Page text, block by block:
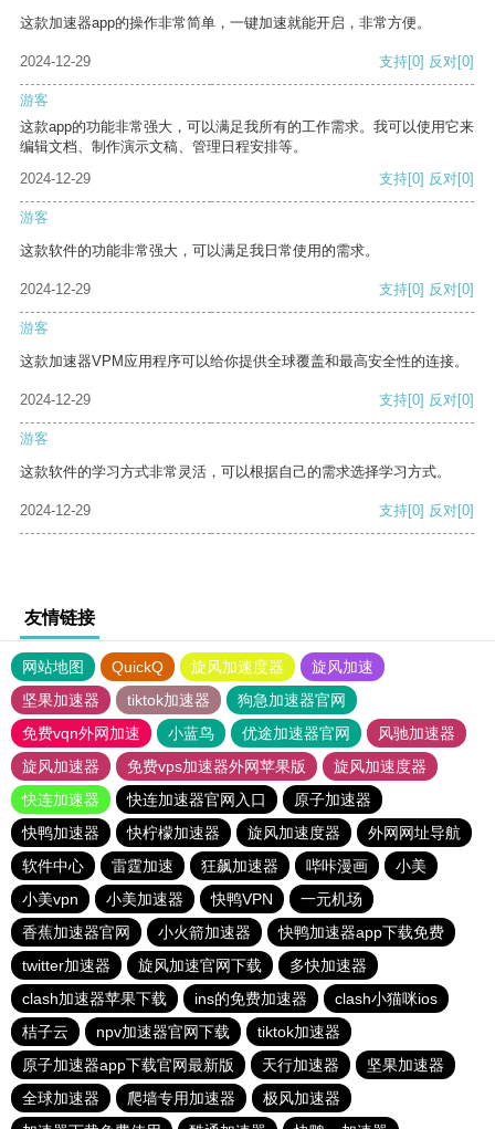
这款加速器app的操作非常简单，一键加速就能开启，非常方便。
2024-12-29 支持[0] 反对[0]
游客
这款app的功能非常强大，可以满足我所有的工作需求。我可以使用它来
编辑文档、制作演示文稿、管理日程安排等。
2024-12-29
支持[0] 反对[0]
游客
这款软件的功能非常强大，可以满足我日常使用的需求。
2024-12-29 支持[0] 反对[0]
游客
这款加速器VPM应用程序可以给你提供全球覆盖和最高安全性的连接。
2024-12-29 支持[0] 反对[0]
游客
这款软件的学习方式非常灵活，可以根据自己的需求选择学习方式。
2024-12-29 支持[0] 反对[0]
友情链接
网站地图 QuickQ 旋风加速度器
旋风加速
坚果加速器
tiktok加速器
狗急加速器官网
免费vqn外网加速
小蓝鸟 优途加速器官网
风驰加速器
旋风加速器
免费vps加速器外网苹果版
旋风加速度器
快连加速器
快连加速器官网入口
原子加速器
快鸭加速器
快柠檬加速器 旋风加速度器
外网网址导航
软件中心
雷霆加速 狂飙加速器 哔咔漫画
小美
小美vpn
小美加速器 快鸭VPN
一元机场
香蕉加速器官网
小火箭加速器
快鸭加速器app下载免费
twitter加速器
旋风加速官网下载
多快加速器
clash加速器苹果下载
ins的免费加速器
clash小猫咪ios
桔子云
npv加速器官网下载
tiktok加速器
原子加速器app下载官网最新版
天行加速器
坚果加速器
全球加速器
爬墙专用加速器
极风加速器